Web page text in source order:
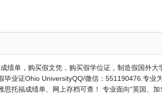
单，购买假文凭，购买假学位证，制造假国外大
业证Ohio UniversityQQ/微信：551190476.专业
托福成绩单、网上存档可查！ 专业面向“英国、